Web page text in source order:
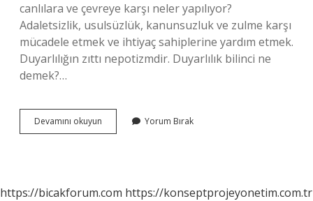
canlılara ve çevreye karşı neler yapılıyor?
Adaletsizlik, usulsüzlük, kanunsuzluk ve zulme karşı
mücadele etmek ve ihtiyaç sahiplerine yardım etmek.
Duyarlılığın zıttı nepotizmdir. Duyarlılık bilinci ne
demek?…
Devamını okuyun Duyarlılık
Ne
Yorum Bırak
https://bicakforum.com https://konseptprojeyonetim.com.tr